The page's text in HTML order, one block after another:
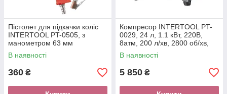
Пістолет для підкачки коліс
INTERTOOL PT-0505, з
манометром 63 мм
пневматичний. PROF 60G
В наявності
360 ₴
Компресор INTERTOOL PT-
0029, 24 л, 1.1 кВт, 220В,
8атм, 200 л/хв, 2800 об/хв,
безмасляний, 2 циліндра
В наявності
5 850 ₴